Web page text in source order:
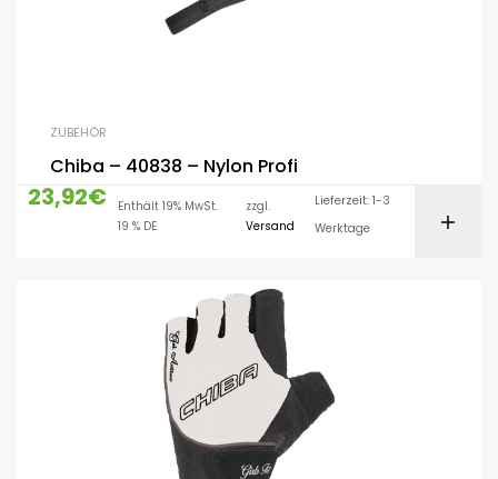
ZUBEHÖR
Chiba – 40838 – Nylon Profi
23,92€
Enthält 19% MwSt.
19 % DE
zzgl.
Versand
Lieferzeit: 1-3
Werktage